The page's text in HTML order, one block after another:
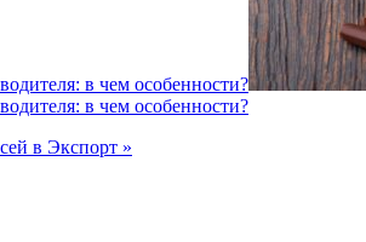
в чем особенности?
в чем особенности?
в Экспорт »